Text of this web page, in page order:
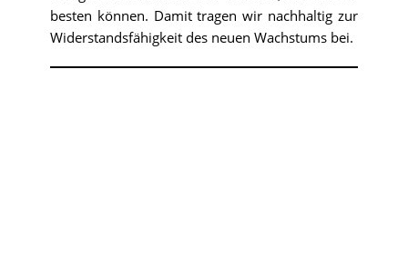
besten können. Damit tragen wir nachhaltig zur
Widerstandsfähigkeit des neuen Wachstums bei.